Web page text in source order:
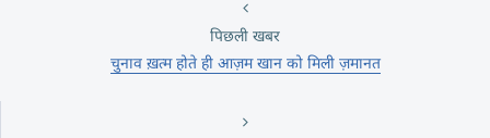
पिछली खबर
चुनाव ख़त्म होते ही आज़म खान को मिली ज़मानत